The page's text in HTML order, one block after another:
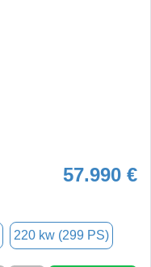
57.990 €
220 kw (299 PS)